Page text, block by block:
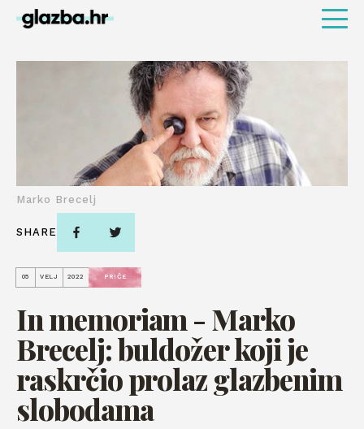
05 VELJ 2022 PRIČE
In memoriam - Marko
Brecelj: buldožer koji je
raskrčio prolaz glazbenim
slobodama
Marko Brecelj
SHARE